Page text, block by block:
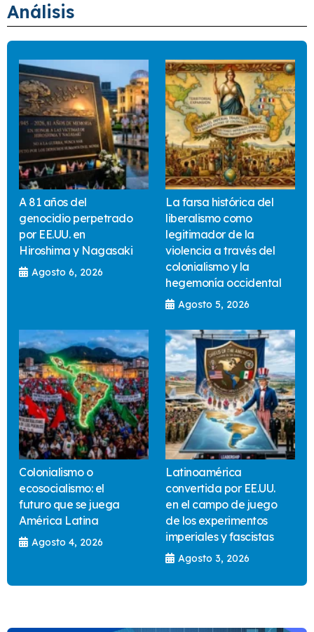
Análisis
A 81 años del
genocidio perpetrado
por EE.UU. en
Hiroshima y Nagasaki
Agosto 6, 2026
La farsa histórica del
liberalismo como
legitimador de la
violencia a través del
colonialismo y la
hegemonía occidental
Agosto 5, 2026
Colonialismo o
ecosocialismo: el
futuro que se juega
América Latina
Agosto 4, 2026
Latinoamérica
convertida por EE.UU.
en el campo de juego
de los experimentos
imperiales y fascistas
Agosto 3, 2026